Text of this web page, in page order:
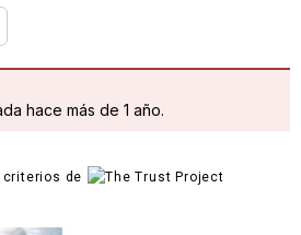
hace más de 1 año.
criterios de